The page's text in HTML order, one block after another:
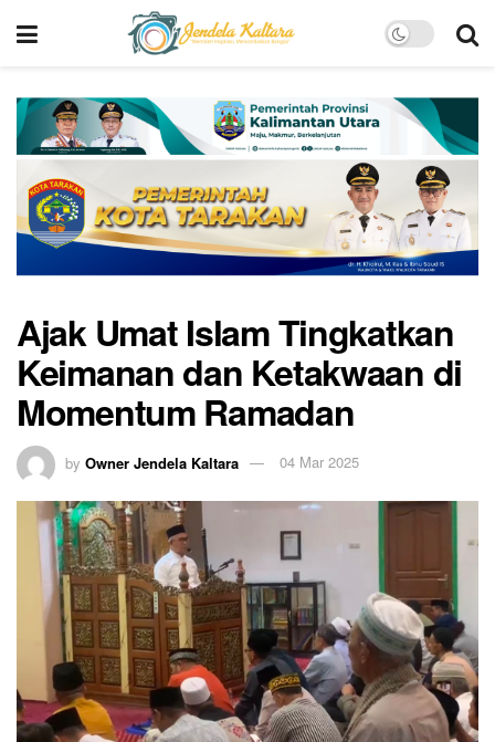
Ajak Umat Islam Tingkatkan
Keimanan dan Ketakwaan di
Momentum Ramadan
by Owner Jendela Kaltara 04 Mar 2025